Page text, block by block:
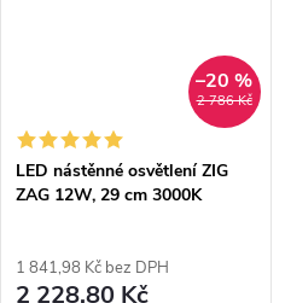
2 786 Kč
–20 %
LED nástěnné osvětlení ZIG
ZAG 12W, 29 cm 3000K
1 841,98 Kč bez DPH
2 228,80 Kč